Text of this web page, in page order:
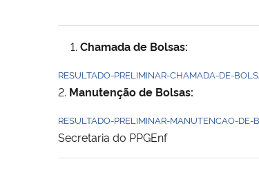
Chamada de Bolsas:
RESULTADO-PRELIMINAR-CHAMADA-DE-
2. Manutenção de Bolsas:
RESULTADO-PRELIMINAR-MANUTENCAO-DE-
Secretaria do PPGEnf